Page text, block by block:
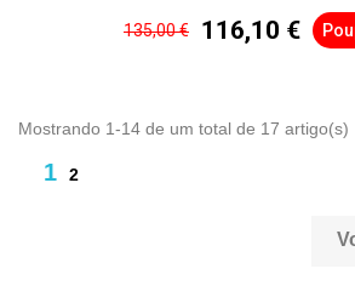
135,00 € 116,10 €
Mostrando 1-14 de um total de 17 artigo(s)
1 2